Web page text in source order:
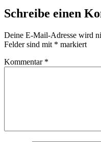
Schreibe einen
Deine E-Mail-Adresse wird
Felder sind mit * markiert
Kommentar *